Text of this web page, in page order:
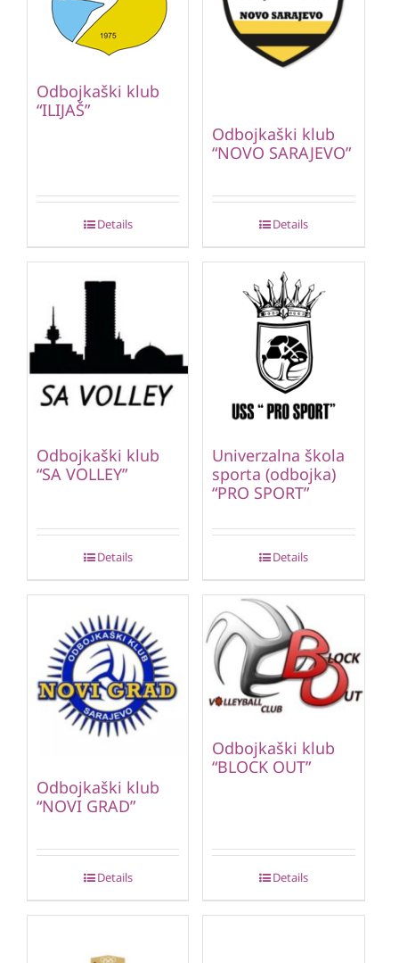
Odbojkaški klub
“ILIJAŠ”
Details
Odbojkaški klub
“NOVO SARAJEVO”
Details
Odbojkaški klub
“SA VOLLEY”
Details
Univerzalna škola
sporta (odbojka)
“PRO SPORT”
Details
Odbojkaški klub
“NOVI GRAD”
Details
Odbojkaški klub
“BLOCK OUT”
Details